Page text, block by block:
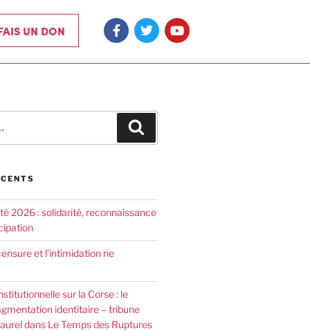
UN DON
2026 : solidarité, reconnaissance
et l’intimidation ne
sur la Corse : le
identitaire – tribune
dans Le Temps des Ruptures